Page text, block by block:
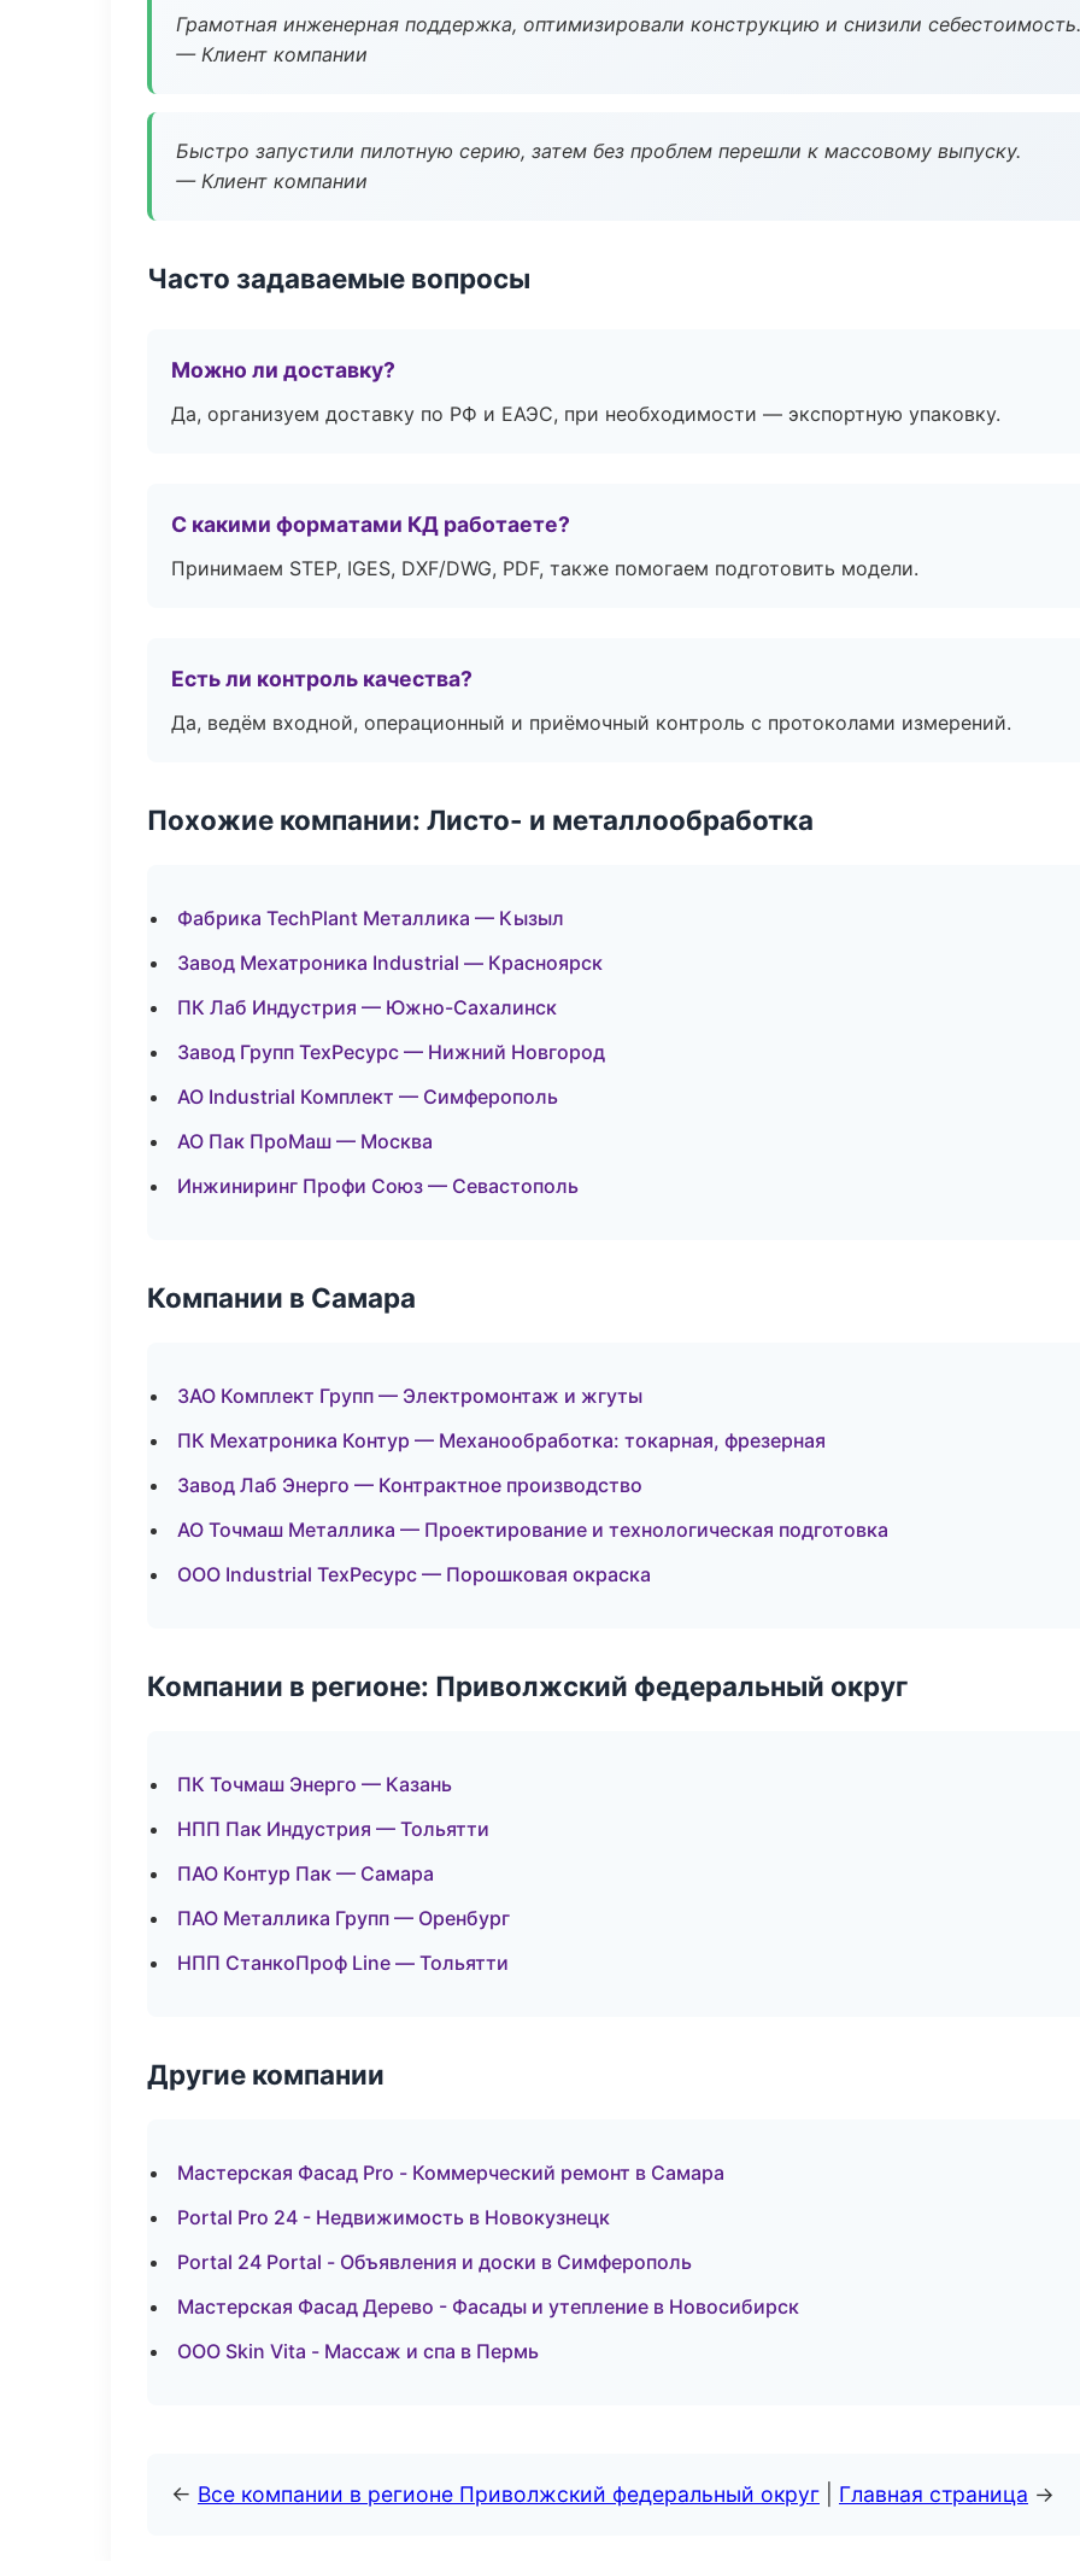
Грамотная инженерная поддержка, оптимизировали конструкцию и снизили себестоимость.
— Клиент компании
Быстро запустили пилотную серию, затем без проблем перешли к массовому выпуску.
— Клиент компании
Часто задаваемые вопросы
Можно ли доставку?
Да, организуем доставку по РФ и ЕАЭС, при необходимости — экспортную упаковку.
С какими форматами КД работаете?
Принимаем STEP, IGES, DXF/DWG, PDF, также помогаем подготовить модели.
Есть ли контроль качества?
Да, ведём входной, операционный и приёмочный контроль с протоколами измерений.
Похожие компании: Листо- и металлообработка
Фабрика TechPlant Металлика — Кызыл
Завод Мехатроника Industrial — Красноярск
ПК Лаб Индустрия — Южно-Сахалинск
Завод Групп ТехРесурс — Нижний Новгород
АО Industrial Комплект — Симферополь
АО Пак ПроМаш — Москва
Инжиниринг Профи Союз — Севастополь
Компании в Самара
ЗАО Комплект Групп — Электромонтаж и жгуты
ПК Мехатроника Контур — Механообработка: токарная, фрезерная
Завод Лаб Энерго — Контрактное производство
АО Точмаш Металлика — Проектирование и технологическая подготовка
ООО Industrial ТехРесурс — Порошковая окраска
Компании в регионе: Приволжский федеральный округ
ПК Точмаш Энерго — Казань
НПП Пак Индустрия — Тольятти
ПАО Контур Пак — Самара
ПАО Металлика Групп — Оренбург
НПП СтанкоПроф Line — Тольятти
Другие компании
Мастерская Фасад Pro - Коммерческий ремонт в Самара
Portal Pro 24 - Недвижимость в Новокузнецк
Portal 24 Portal - Объявления и доски в Симферополь
Мастерская Фасад Дерево - Фасады и утепление в Новосибирск
ООО Skin Vita - Массаж и спа в Пермь
← Все компании в регионе Приволжский федеральный округ Главная страница →